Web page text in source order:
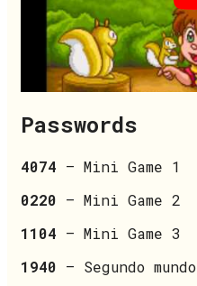
Passwords
4074 – Mini Game 1
0220 – Mini Game 2
1104 – Mini Game 3
1940 – Segundo mundo